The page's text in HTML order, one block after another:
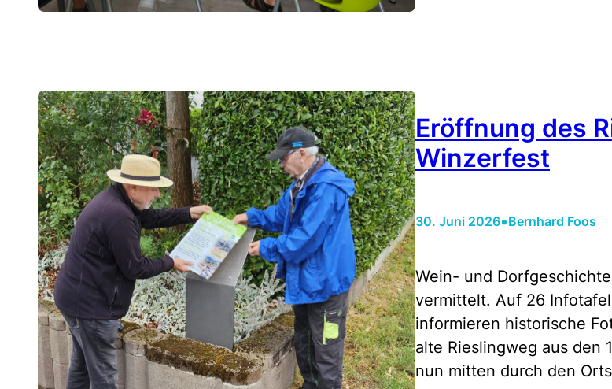
Eröffnung des
Winzerfest
30. Juni 2026•Bernhard Foos
Wein- und
vermittelt. Auf 26
informieren historische
alte Rieslingweg aus den
nun mitten durch den